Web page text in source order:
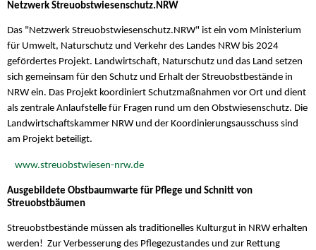
Netzwerk Streuobstwiesenschutz.NRW
Das "Netzwerk Streuobstwiesenschutz.NRW" ist ein vom Ministerium
für Umwelt, Naturschutz und Verkehr des Landes NRW bis 2024
gefördertes Projekt. Landwirtschaft, Naturschutz und das Land setzen
sich gemeinsam für den Schutz und Erhalt der Streuobstbestände in
NRW ein. Das Projekt koordiniert Schutzmaßnahmen vor Ort und dient
als zentrale Anlaufstelle für Fragen rund um den Obstwiesenschutz. Die
Landwirtschaftskammer NRW und der Koordinierungsausschuss sind
am Projekt beteiligt.
www.streuobstwiesen-nrw.de
Ausgebildete Obstbaumwarte für Pflege und Schnitt von
Streuobstbäumen
Streuobstbestände müssen als traditionelles Kulturgut in NRW erhalten
werden! Zur Verbesserung des Pflegezustandes und zur Rettung